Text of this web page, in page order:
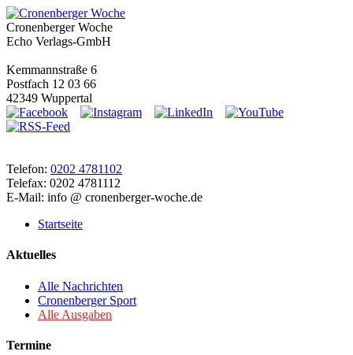
Cronenberger Woche
Echo Verlags-GmbH
Kemmannstraße 6
Postfach 12 03 66
42349 Wuppertal
Telefon: 0202 4781102
Telefax: 0202 4781112
E-Mail: info @ cronenberger-woche.de
Startseite
Aktuelles
Alle Nachrichten
Cronenberger Sport
Alle Ausgaben
Termine